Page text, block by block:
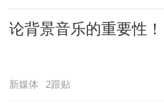
论背景音乐的重要性！
新媒体 2跟贴